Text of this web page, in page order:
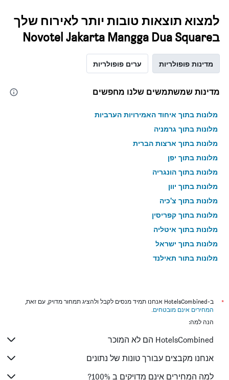
למצוא תוצאות טובות יותר לאירוח שלך
בNovotel Jakarta Mangga Dua Square
מדינות פופולריות ערים פופולריות
מדינות שמשתמשים שלנו מחפשים
מלונות בתוך איחוד האמירויות הערביות
מלונות בתוך גרמניה
מלונות בתוך ארצות הברית
מלונות בתוך יפן
מלונות בתוך הונגריה
מלונות בתוך יוון
מלונות בתוך צ'כיה
מלונות בתוך קפריסין
מלונות בתוך איטליה
מלונות בתוך ישראל
מלונות בתוך תאילנד
*
ב-HotelsCombined אנחנו תמיד מנסים לקבל ולהציג תמחור מדויק, עם זאת,
המחירים אינם מובטחים.
הנה למה:
HotelsCombined הם לא המוכר
אנחנו מקבצים עבורך טונות של נתונים
למה המחירים אינם מדויקים ב 100%?